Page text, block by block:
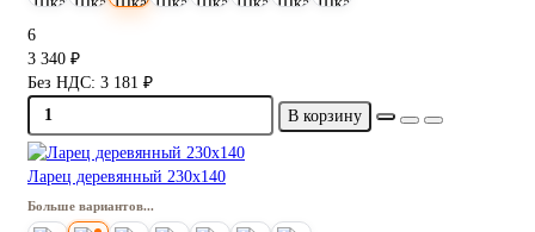
6
3 340 ₽
Без НДС: 3 181 ₽
В корзину
Ларец деревянный 230х140
Больше вариантов...